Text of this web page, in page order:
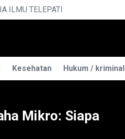
Kesehatan Hukum / kriminal
Mikro: Siapa